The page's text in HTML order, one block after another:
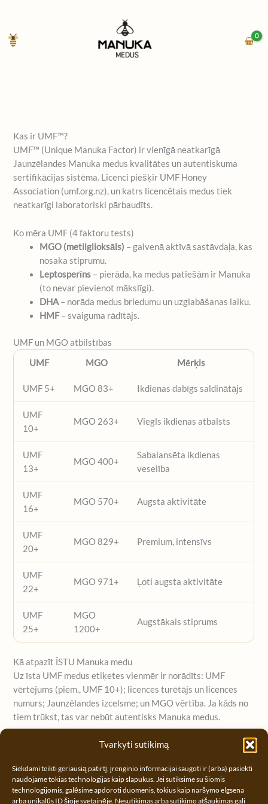
Tvarkyti sutikimą
Siekdami teikti geriausią patirtį, įrenginio informacijai saugoti ir (arba) pasiekti
naudojame tokias technologijas kaip slapukus. Jei sutiksime su šiomis
technologijomis, galėsime apdoroti duomenis, tokius kaip naršymo elgsena
arba unikalūs ID šioje svetainėje. Nesutikimas arba sutikimo atšaukimas gali
content
Kas ir UMF™?
UMF™ (Unique Manuka Factor) ir vienīgā neatkarīgā
Jaunzēlandes Manuka medus kvalitātes un autentiskuma
sertifikācijas sistēma. Licenci piešķir UMF Honey
Association (umf.org.nz), un katrs licencētais medus tiek
neatkarīgi laboratoriski pārbaudīts.
Ko mēra UMF (4 faktoru tests)
MGO (metilglioksāls) – galvenā aktīvā sastāvdaļa, kas
nosaka stiprumu.
Leptosperīns – pierāda, ka medus patiešām ir Manuka
(to nevar pievienot mākslīgi).
DHA– norāda medus briedumu un uzglabāšanas laiku.
HMF– svaiguma rādītājs.
UMF un MGO atbilstības
UMF
MGO Mērķis
UMF 5+ MGO 83+ Ikdienas dabīgs saldinātājs
UMF
10+
MGO 263+ Viegls ikdienas atbalsts
UMF
13+
MGO 400+
Sabalansēta ikdienas
veselība
UMF
16+
MGO 570+ Augsta aktivitāte
UMF
20+
MGO 829+ Premium, intensīvs
UMF
22+
MGO 971+ Ļoti augsta aktivitāte
UMF
25+
MGO
1200+
Augstākais stiprums
Kā atpazīt ĪSTU Manuka medu
Uz īsta UMF medus etiķetes vienmēr ir norādīts: UMF
vērtējums (piem., UMF 10+); licences turētājs un licences
numurs; Jaunzēlandes izcelsme; un MGO vērtība. Ja kāds no
tiem trūkst, tas var nebūt autentisks Manuka medus.
ir oficiāli UMF™ sertificēts — licence
Haddrell’s?